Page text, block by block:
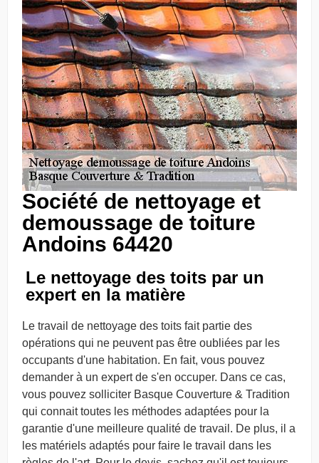
Société de nettoyage et
demoussage de toiture
Andoins 64420
Le nettoyage des toits par un
expert en la matière
Le travail de nettoyage des toits fait partie des
opérations qui ne peuvent pas être oubliées par les
occupants d'une habitation. En fait, vous pouvez
demander à un expert de s'en occuper. Dans ce cas,
vous pouvez solliciter Basque Couverture & Tradition
qui connait toutes les méthodes adaptées pour la
garantie d'une meilleure qualité de travail. De plus, il a
les matériels adaptés pour faire le travail dans les